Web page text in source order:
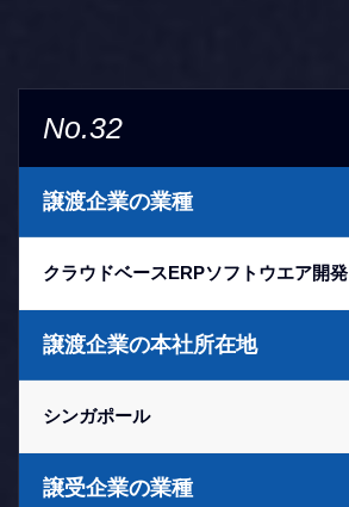
No.32
譲渡企業の業種
クラウドベースERPソフトウエア開発
譲渡企業の本社所在地
シンガポール
譲受企業の業種